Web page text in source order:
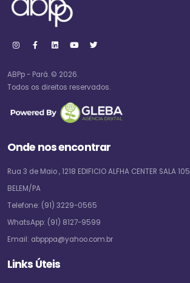
ABPp - Pará. © 2026.
Todos os direitos reservados.
Onde nos encontrar
Rua 3 de Maio , 1218 EDIFICIO ALFHA CENTER SALA 105
BELEM/PA
Telefone: (91) 3229-0565
WhatsApp: (91) 8127-9599
Email: abpppa@yahoo.com.br
Links Úteis